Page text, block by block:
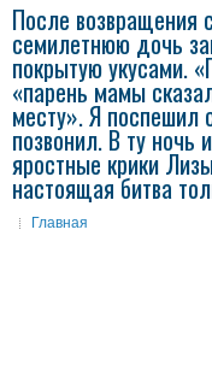
После возвращения
семилетнюю дочь
покрытую укусами.
«парень мамы
месту». Я поспешил
позвонил. В ту
яростные крики
настоящая битва
Главная